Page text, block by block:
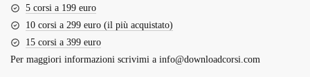
5 corsi a 199 euro
10 corsi a 299 euro (il più acquistato)
15 corsi a 399 euro
Per maggiori informazioni scrivimi a info@downloadcorsi.com